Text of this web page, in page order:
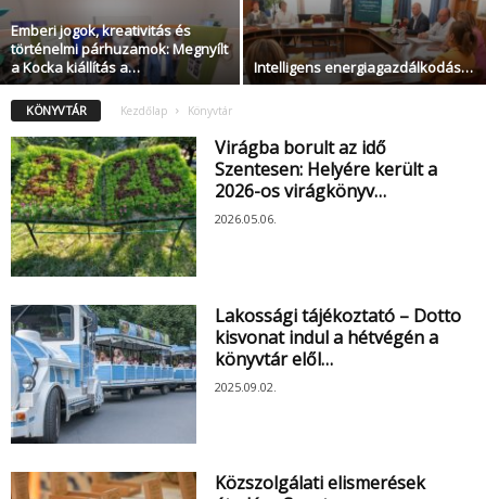
Emberi jogok, kreativitás és
történelmi párhuzamok: Megnyílt
a Kocka kiállítás a…
Intelligens energiagazdálkodás…
KÖNYVTÁR Kezdőlap Könyvtár
Virágba borult az idő
Szentesen: Helyére került a
2026-os virágkönyv…
2026.05.06.
Lakossági tájékoztató – Dotto
kisvonat indul a hétvégén a
könyvtár elől…
2025.09.02.
Közszolgálati elismerések